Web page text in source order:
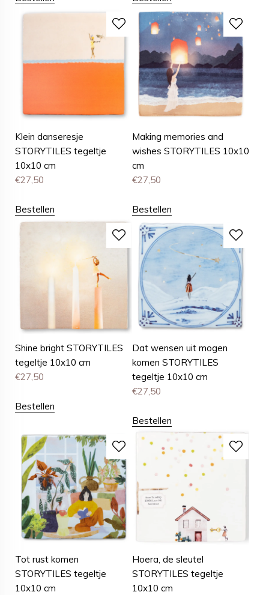
Klein danseresje
STORYTILES tegeltje
10x10 cm
€27,50
Bestellen
Making memories and
wishes STORYTILES 10x10
cm
€27,50
Bestellen
Shine bright STORYTILES
tegeltje 10x10 cm
€27,50
Bestellen
Dat wensen uit mogen
komen STORYTILES
tegeltje 10x10 cm
€27,50
Bestellen
Tot rust komen
STORYTILES tegeltje
10x10 cm
Hoera, de sleutel
STORYTILES tegeltje
10x10 cm